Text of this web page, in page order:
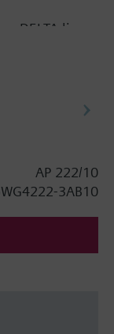
DELTA line
separately.
AP 222/10
3AB10